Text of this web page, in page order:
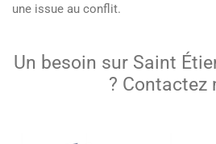
une issue au conflit.
Un besoin sur Saint
? Contactez